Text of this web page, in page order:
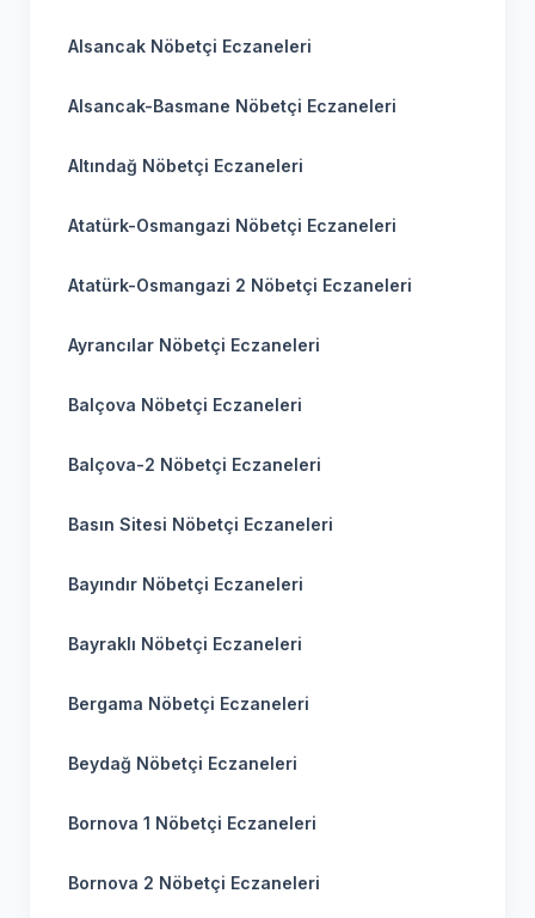
Alsancak Nöbetçi Eczaneleri
Alsancak-Basmane Nöbetçi Eczaneleri
Altındağ Nöbetçi Eczaneleri
Atatürk-Osmangazi Nöbetçi Eczaneleri
Atatürk-Osmangazi 2 Nöbetçi Eczaneleri
Ayrancılar Nöbetçi Eczaneleri
Balçova Nöbetçi Eczaneleri
Balçova-2 Nöbetçi Eczaneleri
Basın Sitesi Nöbetçi Eczaneleri
Bayındır Nöbetçi Eczaneleri
Bayraklı Nöbetçi Eczaneleri
Bergama Nöbetçi Eczaneleri
Beydağ Nöbetçi Eczaneleri
Bornova 1 Nöbetçi Eczaneleri
Bornova 2 Nöbetçi Eczaneleri